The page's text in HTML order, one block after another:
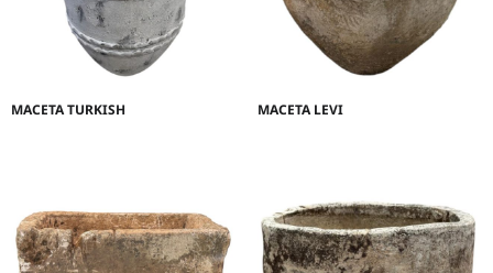
MACETA TURKISH MACETA LEVI